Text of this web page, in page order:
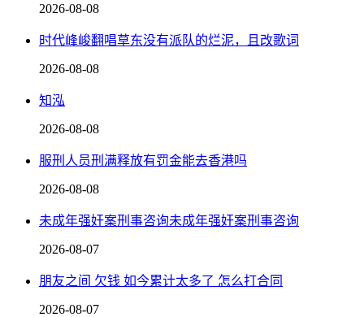
2026-08-08
时代峰峻翻唱草东没有派队的烂泥，且改歌词
2026-08-08
知泓
2026-08-08
服刑人员刑满释放有罚金能去香港吗
2026-08-08
未成年强奸案刑事咨询未成年强奸案刑事咨询
2026-08-07
朋友之间 欠钱 如今累计太多了 怎么打合同
2026-08-07